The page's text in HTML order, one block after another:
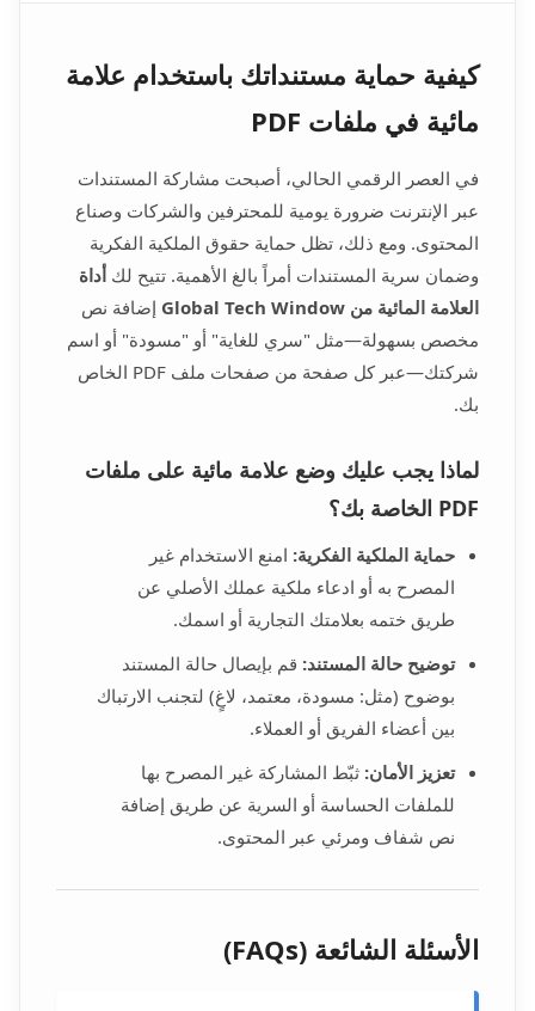
كيفية حماية مستنداتك باستخدام علامة
مائية في ملفات PDF
في العصر الرقمي الحالي، أصبحت مشاركة المستندات
عبر الإنترنت ضرورة يومية للمحترفين والشركات وصناع
المحتوى. ومع ذلك، تظل حماية حقوق الملكية الفكرية
وضمان سرية المستندات أمراً بالغ الأهمية. تتيح لك أداة
العلامة المائية من Global Tech Window
إضافة نص
مخصص بسهولة—مثل "سري للغاية" أو "مسودة" أو اسم
شركتك—عبر كل صفحة من صفحات ملف PDF الخاص
بك.
لماذا يجب عليك وضع علامة مائية على ملفات
PDF الخاصة بك؟
حماية الملكية الفكرية: امنع الاستخدام غير
المصرح به أو ادعاء ملكية عملك الأصلي عن
طريق ختمه بعلامتك التجارية أو اسمك.
توضيح حالة المستند: قم بإيصال حالة المستند
بوضوح (مثل: مسودة، معتمد، لاغٍ) لتجنب الارتباك
بين أعضاء الفريق أو العملاء.
تعزيز الأمان: ثبّط المشاركة غير المصرح بها
للملفات الحساسة أو السرية عن طريق إضافة
نص شفاف ومرئي عبر المحتوى.
الأسئلة الشائعة (FAQs)